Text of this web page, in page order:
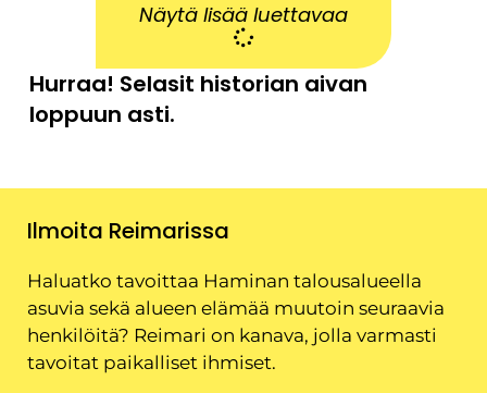
Näytä lisää luettavaa
Hurraa! Selasit historian aivan
loppuun asti.
Ilmoita Reimarissa
Haluatko tavoittaa Haminan talousalueella
asuvia sekä alueen elämää muutoin seuraavia
henkilöitä? Reimari on kanava, jolla varmasti
tavoitat paikalliset ihmiset.